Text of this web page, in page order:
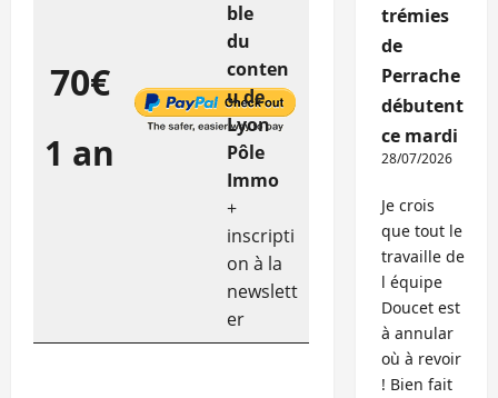
70€
1 an
ble
du
conten
u de
Lyon
Pôle
Immo
+
inscripti
on à la
newslett
er
trémies
de
Perrache
débutent
ce mardi
28/07/2026
Je crois
que tout le
travaille de
l équipe
Doucet est
à annular
où à revoir
! Bien fait